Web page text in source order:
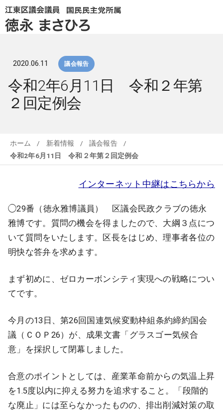
2020.06.11 議会報告
令和2年6月11日 令和２年第
２回定例会
ホーム / 新着情報 / 議会報告
/
令和2年6月11日 令和２年第２回定例会
インターネット中継はこちらから
◯29番（徳永雅博議員） 区議会民政クラブの徳永
雅博です。質問の機会を得ましたので、大綱３点につ
いて質問をいたします。区長をはじめ、理事者各位の
明快な答弁を求めます。
まず初めに、ゼロカーボンシティ実現への戦略につい
てです。
今月の13日、第26回国連気候変動枠組条約締約国会
議（ＣＯＰ26）が、成果文書「グラスゴー気候合
意」を採択して閉幕しました。
合意のポイントとしては、産業革命前からの気温上昇
を1.5度以内に抑える努力を追求すること。「段階的
な廃止」には至らなかったものの、排出削減対策の取